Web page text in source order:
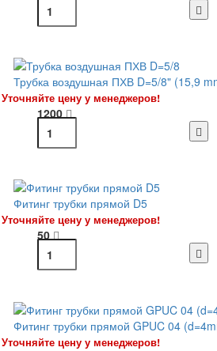
Трубка воздушная ПХВ D=5/8" (15,9
Уточняйте цену у менеджеров!
1200
Фитинг трубки прямой D5
Уточняйте цену у менеджеров!
50
Фитинг трубки прямой GPUC 04
Уточняйте цену у менеджеров!